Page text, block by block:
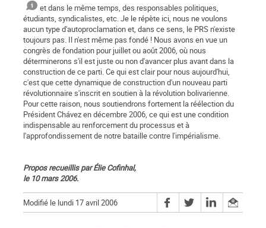
et dans le même temps, des responsables politiques,
étudiants, syndicalistes, etc. Je le répète ici, nous ne voulons
aucun type d'autoproclamation et, dans ce sens, le PRS n'existe
toujours pas. Il n'est même pas fondé ! Nous avons en vue un
congrès de fondation pour juillet ou août 2006, où nous
déterminerons s'il est juste ou non d'avancer plus avant dans la
construction de ce parti. Ce qui est clair pour nous aujourd'hui,
c'est que cette dynamique de construction d'un nouveau parti
révolutionnaire s'inscrit en soutien à la révolution bolivarienne.
Pour cette raison, nous soutiendrons fortement la réélection du
Président Chávez en décembre 2006, ce qui est une condition
indispensable au renforcement du processus et à
l'approfondissement de notre bataille contre l'impérialisme.
Propos recueillis par Élie Cofinhal,
le 10 mars 2006.
Modifié le lundi 17 avril 2006